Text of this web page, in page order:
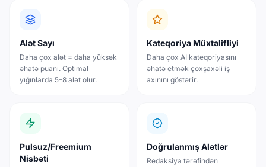
Alət Sayı
Daha çox alət = daha yüksək
əhatə puanı. Optimal
yığınlarda 5–8 alət olur.
Kateqoriya Müxtəlifliyi
Daha çox AI kateqoriyasını
əhatə etmək çoxşaxəli iş
axınını göstərir.
Pulsuz/Freemium
Nisbəti
Doğrulanmış Alətlər
Redaksiya tərəfindən